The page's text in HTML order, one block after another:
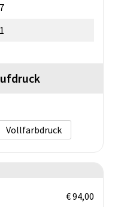
Vollfarbdruck
€ 94,00